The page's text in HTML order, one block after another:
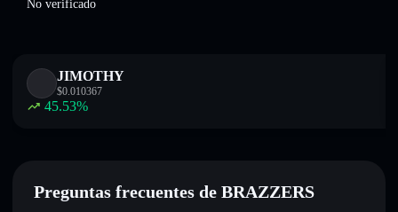
No verificado
JIMOTHY
$0.010367
45.53%
Preguntas frecuentes de BRAZZERS